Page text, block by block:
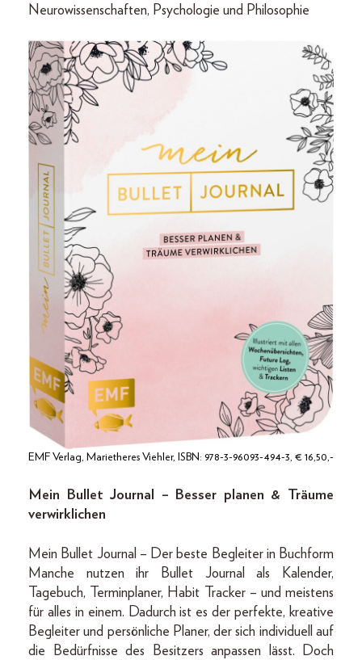
Neurowissenschaften, Psychologie und Philosophie
EMF Verlag, Marietheres Viehler, ISBN: 978-3-96093-494-3, € 16,50,-
Mein Bullet Journal – Besser planen & Träume
verwirklichen
Mein Bullet Journal – Der beste Begleiter in Buchform
Manche nutzen ihr Bullet Journal als Kalender,
Tagebuch, Terminplaner, Habit Tracker – und meistens
für alles in einem. Dadurch ist es der perfekte, kreative
Begleiter und persönliche Planer, der sich individuell auf
die Bedürfnisse des Besitzers anpassen lässt. Doch